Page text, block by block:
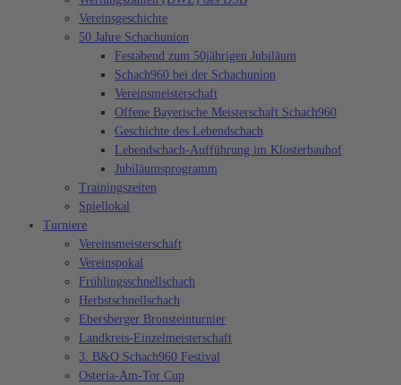
Vereinsgeschichte
50 Jahre Schachunion
Festabend zum 50jährigen Jubiläum
Schach960 bei der Schachunion
Vereinsmeisterschaft
Offene Bayerische Meisterschaft Schach960
Geschichte des Lebendschach
Lebendschach-Aufführung im Klosterbauhof
Jubiläumsprogramm
Trainingszeiten
Spiellokal
Turniere
Vereinsmeisterschaft
Vereinspokal
Frühlingsschnellschach
Herbstschnellschach
Ebersberger Bronsteinturnier
Landkreis-Einzelmeisterschaft
3. B&O Schach960 Festival
Osteria-Am-Tor Cup